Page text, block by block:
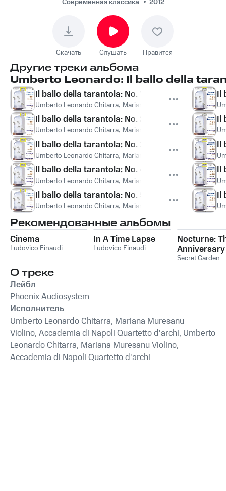
Napoli Quartetto
d'archi, Umberto
Leonardo Chitarra,
Mariana Muresanu
Violino, Accademia di
Napoli Quartetto
d'archi - Il ballo della
tarantola: No. 4, Il
terzo antidoto
Современная классика
2012
Скачать Слушать Нравится
Другие треки альбома
Umberto Leonardo: Il ballo della
Il ballo della tarantola: No. 1, Il ballo della
Umberto Leonardo Chitarra, Mariana Muresanu Violino,
Il ballo della tarantola: No. 2, Il primo antidoto
Umberto Leonardo Chitarra, Mariana Muresanu Violino,
Il ballo della tarantola: No. 3, Il secondo antidoto
Umberto Leonardo Chitarra, Mariana Muresanu Violino,
Il ballo della tarantola: No. 4, Il terzo antidoto
Umberto Leonardo Chitarra, Mariana Muresanu Violino,
Il ballo della tarantola: No. 5, Il quarto antidoto
Umberto Leonardo Chitarra, Mariana Muresanu Violino,
Il
Il
Il
Il
Il
Рекомендованные альбомы
Cinema
Ludovico Einaudi
In A Time Lapse
Ludovico Einaudi
Nocturne:
Anniversary
Collection
Secret Garden
О треке
Лейбл
Phoenix Audiosystem
Исполнитель
Umberto Leonardo Chitarra, Mariana Muresanu
Violino, Accademia di Napoli Quartetto d'archi, Umberto
Leonardo Chitarra, Mariana Muresanu Violino,
Accademia di Napoli Quartetto d'archi